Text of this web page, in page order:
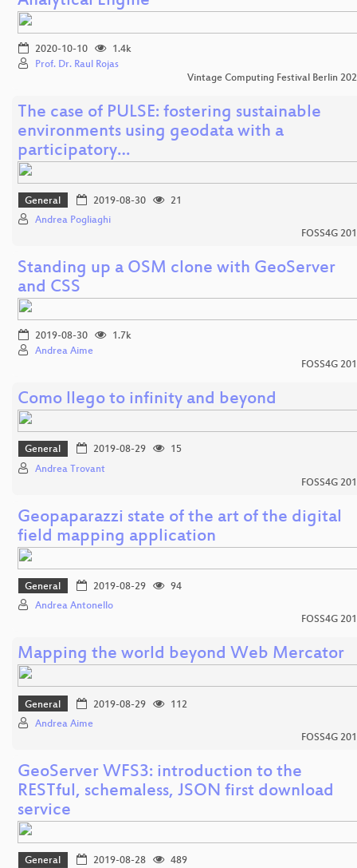
2020-10-10
1.4k
Prof. Dr. Raul Rojas
Vintage Computing Festival Berlin
The case of PULSE: fostering sustainable
environments using geodata with a
participatory…
General 2019-08-30
21
Andrea Pogliaghi
FOSS4G
Standing up a OSM clone with GeoServer
and CSS
2019-08-30
1.7k
Andrea Aime
FOSS4G
Como llego to infinity and beyond
General 2019-08-29
15
Andrea Trovant
FOSS4G
Geopaparazzi state of the art of the digital
field mapping application
General 2019-08-29
94
Andrea Antonello
FOSS4G
Mapping the world beyond Web Mercator
General 2019-08-29
112
Andrea Aime
FOSS4G
GeoServer WFS3: introduction to the
RESTful, schemaless, JSON first download
service
General 2019-08-28
489